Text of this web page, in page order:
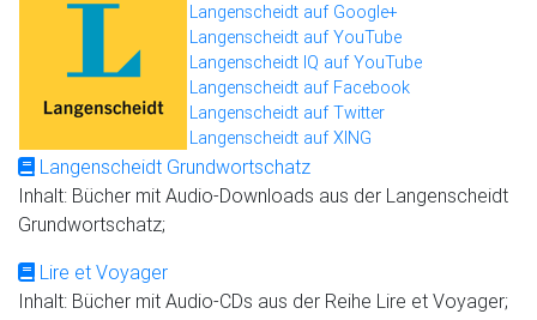
Langenscheidt auf Google+
Langenscheidt auf YouTube
Langenscheidt IQ auf YouTube
Langenscheidt auf Facebook
Langenscheidt auf Twitter
Langenscheidt auf XING
Langenscheidt Grundwortschatz
Inhalt: Bücher mit Audio-Downloads aus der Langenscheidt
Grundwortschatz;
Lire et Voyager
Inhalt: Bücher mit Audio-CDs aus der Reihe Lire et Voyager;